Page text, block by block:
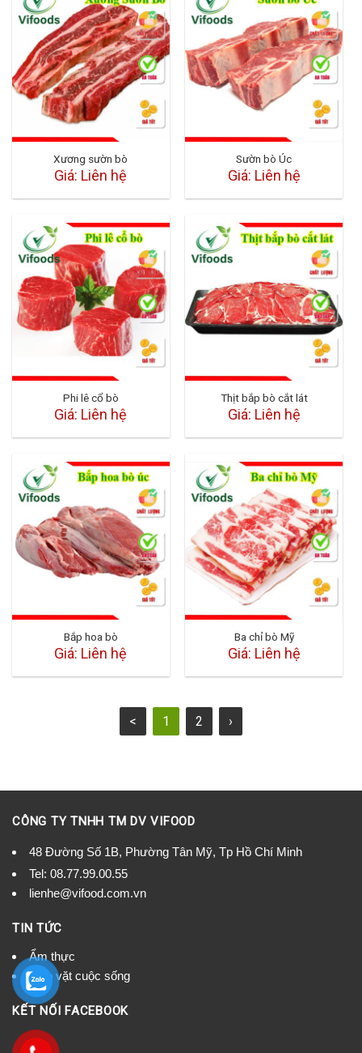
Xương sườn bò
Giá: Liên hệ
Sườn bò Úc
Giá: Liên hệ
Phi lê cổ bò
Giá: Liên hệ
Thịt bắp bò cắt lát
Giá: Liên hệ
Bắp hoa bò
Giá: Liên hệ
Ba chỉ bò Mỹ
Giá: Liên hệ
< 1 2 ›
CÔNG TY TNHH TM DV VIFOOD
48 Đường Số 1B, Phường Tân Mỹ, Tp Hồ Chí Minh
Tel: 08.77.99.00.55
lienhe@vifood.com.vn
TIN TỨC
Ẩm thực
Mẹo vặt cuộc sống
KẾT NỐI FACEBOOK